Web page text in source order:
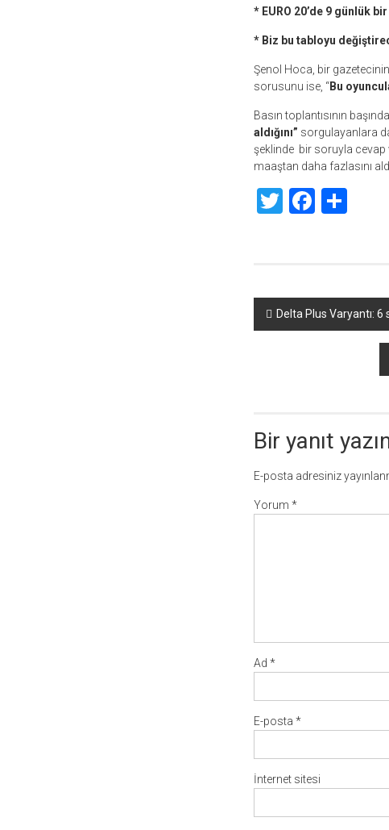
* EURO 20’de 9 günlük
* Biz bu tabloyu
Şenol Hoca, bir gazetecinin
sorusunu ise, “Bu
Basın toplantısının
aldığını” sorgulayanlara
şeklinde bir soruyla cevap
maaştan daha fazlasını
Twitter
Yazı
dolaşımı
Delta Plus Varyantı: 6
Bir yanıt
E-posta adresiniz
Yorum *
Ad *
E-posta *
İnternet sitesi